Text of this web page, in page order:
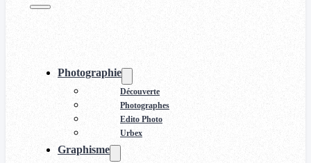
Photographie
Découverte
Photographes
Edito Photo
Urbex
Graphisme